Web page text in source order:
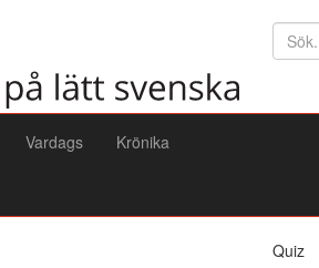
Söktext
Vardags Krönika
Quiz